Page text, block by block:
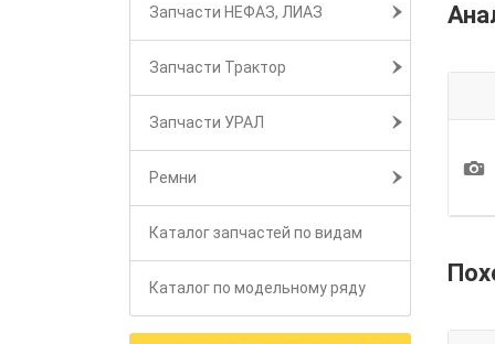
Запчасти НЕФАЗ, ЛИАЗ
Запчасти Трактор
Запчасти УРАЛ
Ремни
Каталог запчастей по видам
Каталог по модельному ряду
1